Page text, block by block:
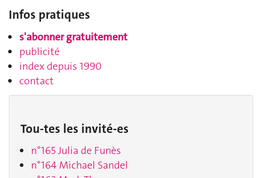
Infos pratiques
s'abonner gratuitement
publicité
index depuis 1990
contact
Tou-tes les invité-es
n°165 Julia de Funès
n°164 Michael Sandel